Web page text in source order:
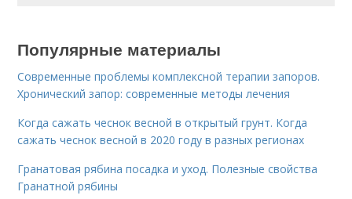
Популярные материалы
Современные проблемы комплексной терапии запоров.
Хронический запор: современные методы лечения
Когда сажать чеснок весной в открытый грунт. Когда
сажать чеснок весной в 2020 году в разных регионах
Гранатовая рябина посадка и уход. Полезные свойства
Гранатной рябины